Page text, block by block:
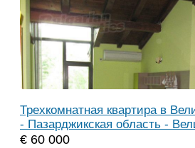
Трехкомнатная квартира в
- Пазарджикская область -
€ 60 000